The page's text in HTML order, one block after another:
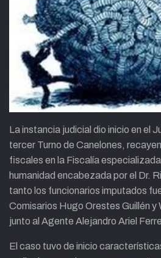
La instancia judicial dio inicio en el
tercer Turno de Canelones,
fiscales en la Fiscalía
humanidad encabezada por el Dr.
tanto los funcionarios imputados
Comisarios Hugo Orestes Guillén y
junto al Agente Alejandro Ariel
El caso tuvo de inicio